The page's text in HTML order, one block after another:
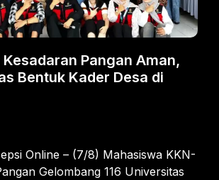
Pangan Aman,
Bentuk Kader Desa di
Online – (7/8) Mahasiswa KKN-
Gelombang 116 Universitas